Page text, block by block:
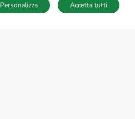
SALVA RICERCA
Accetta tutti
Personalizza